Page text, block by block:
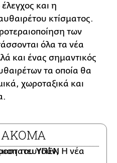
και η
κτίσματος.
των
όλα τα νέα
και ένας σημαντικός
τα οποία θα
χωροταξικά και
ΑΚΟΜΑ